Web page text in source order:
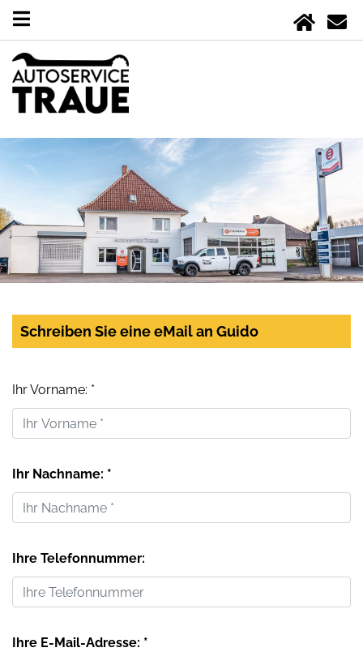
Schreiben Sie eine eMail an Guido
Ihr Vorname: *
Ihr Nachname: *
Ihre Telefonnummer:
Ihre E-Mail-Adresse: *